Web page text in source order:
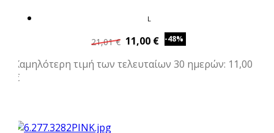
L
21,01 € 11,00 € -48%
Χαμηλότερη τιμή των τελευταίων 30 ημερών: 11,00
€